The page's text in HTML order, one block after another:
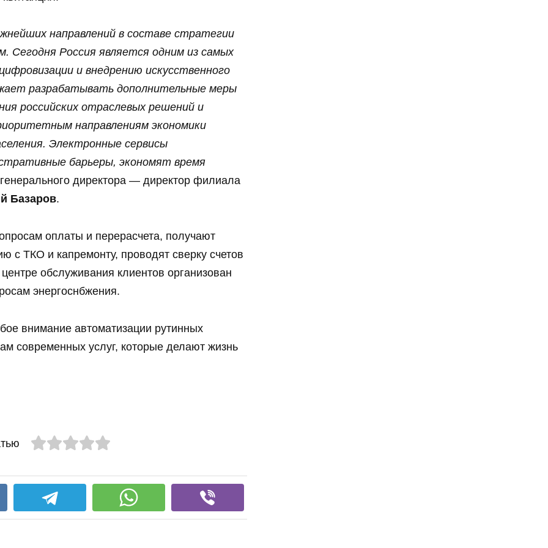
направлений в составе стратегии
Сегодня Россия является одним из самых
и внедрению искусственного
разрабатывать дополнительные меры
российских отраслевых решений и
направлениям экономики
Электронные сервисы
барьеры, экономят время
директора — директор филиала
Базаров.
оплаты и перерасчета, получают
с ТКО и капремонту, проводят сверку счетов
обслуживания клиентов организован
энергоснбжения.
внимание автоматизации рутинных
современных услуг, которые делают жизнь